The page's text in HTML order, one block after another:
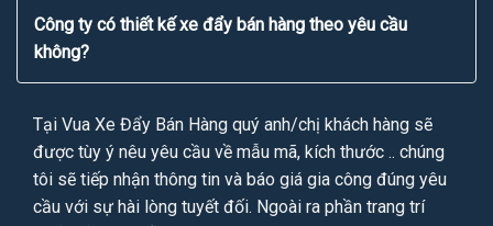
Công ty có thiết kế xe đẩy bán hàng theo yêu cầu
không?
Tại Vua Xe Đẩy Bán Hàng quý anh/chị khách hàng sẽ
được tùy ý nêu yêu cầu về mẫu mã, kích thước .. chúng
tôi sẽ tiếp nhận thông tin và báo giá gia công đúng yêu
cầu với sự hài lòng tuyết đối. Ngoài ra phần trang trí